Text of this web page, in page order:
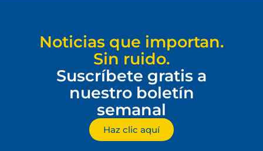
Noticias que importan.
Sin ruido.
Suscríbete gratis a
nuestro boletín
semanal
Haz clic aquí